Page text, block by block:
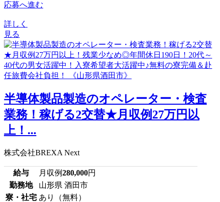
応募へ進む
詳しく
見る
半導体製品製造のオペレーター・検査
業務！稼げる2交替★月収例27万円以
上！...
株式会社BREXA Next
給与 月収例280,000円
勤務地
山形県 酒田市
寮・社宅 あり（無料）